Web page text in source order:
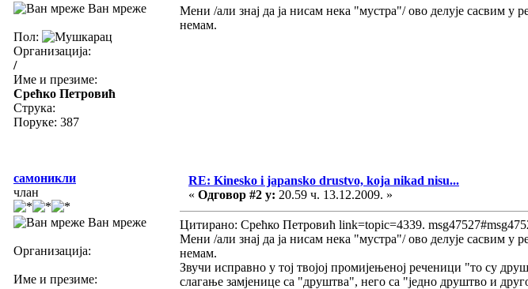
Ван мреже
Пол:
Организација:
/
Име и презиме:
Срећко Петровић
Струка:
Поруке: 387
Мени /али знај да ја нисам нека "мустра"/ ово делује сасвим
немам.
самоникли
члан
Ван мреже
Организација:
Име и презиме:
RE: Kinesko i japansko drustvo, koja nikad nisu...
« Одговор #2 у: 20.59 ч. 13.12.2009. »
Цитирано: Срећко Петровић link=topic=4339.
Мени /али знај да ја нисам нека "мустра"/ ово делује сасвим
немам.
Звучи исправно у тој твојој промијењеној реченици "то су
слагање замјенице са "друштва", него са "једно друштво и